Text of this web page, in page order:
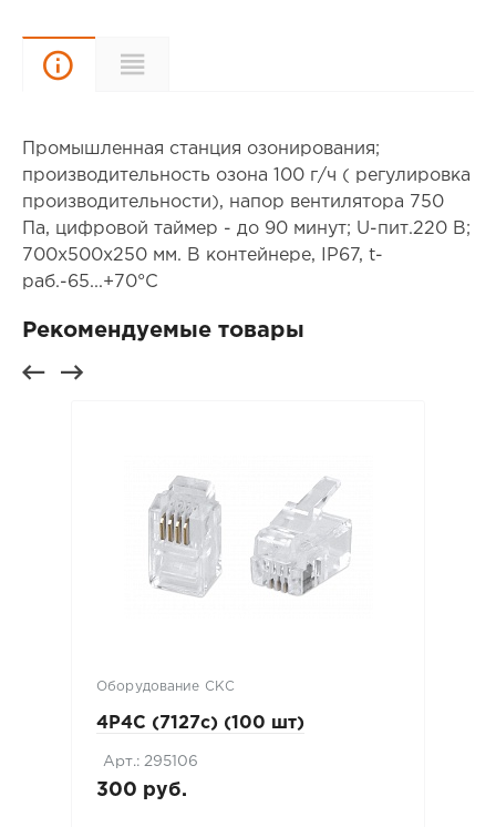
Описание
Промышленная станция озонирования;
производительность озона 100 г/ч ( регулировка
производительности), напор вентилятора 750
Па, цифровой таймер - до 90 минут; U-пит.220 В;
700х500х250 мм. В контейнере, IP67, t-
раб.-65...+70°С
Рекомендуемые товары
Оборудование СКС
4P4C (7127c) (100 шт)
Арт.: 295106
300 руб.